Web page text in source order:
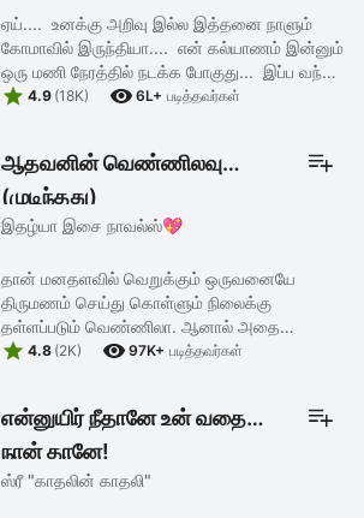
ஏய்.... உனக்கு அறிவு இல்ல இத்தனை நாளும்
கோமாவில் இருந்தியா.... என் கல்யாணம் இன்னும்
ஒரு மணி நேரத்தில் நடக்க போகுது... இப்ப வந்து
நான் விரும்புறேன்னு சொல்லிட்டு இருக்க... தயவு
 4.9 (18K)  6L+ படித்தவர்கள்
ஆதவனின் வெண்ணிலவு
(முடிந்தது)
இதழ்யா இசை நாவல்ஸ்💖
தான் மனதளவில் வெறுக்கும் ஒருவனையே
திருமணம் செய்து கொள்ளும் நிலைக்கு
தள்ளப்படும் வெண்ணிலா. ஆனால் அதை
அறியாமல் அவளை விருப்பமே இல்லாமல் திருமணம்
 4.8 (2K)  97K+ படித்தவர்கள்
என்னுயிர் நீதானே உன் வதை
நான் தானே!
ஸ்ரீ "காதலின் காதலி"